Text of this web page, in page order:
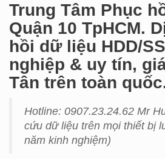
Trung Tâm Phục
Quận 10 TpHCM.
hồi dữ liệu HDD/
nghiệp & uy tín,
Tân trên toàn
Hotline: 0907.23.24.62 Mr
cứu dữ liệu trên mọi thiết bị
năm kinh nghiệm)